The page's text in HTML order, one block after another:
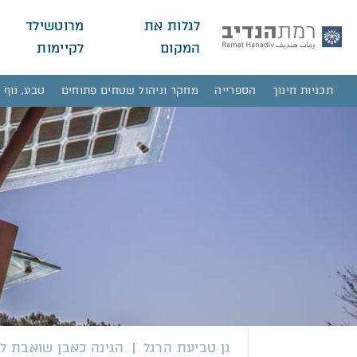
לגלות את
המקום
מרוטשילד
לקיימות
תכניות חינוך הספרייה מחקר וניהול שטחים פתוחים טבע,
גן טביעת הרגל הגינה כאבן שואבת